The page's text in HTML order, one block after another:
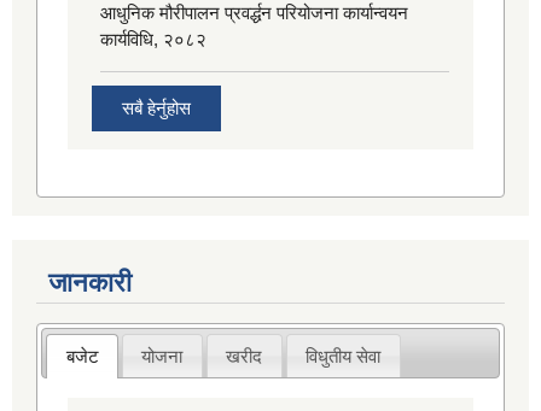
आधुनिक मौरीपालन प्रवर्द्धन परियोजना कार्यान्वयन
कार्यविधि, २०८२
सबै हेर्नुहोस
जानकारी
बजेट योजना खरीद विधुतीय सेवा